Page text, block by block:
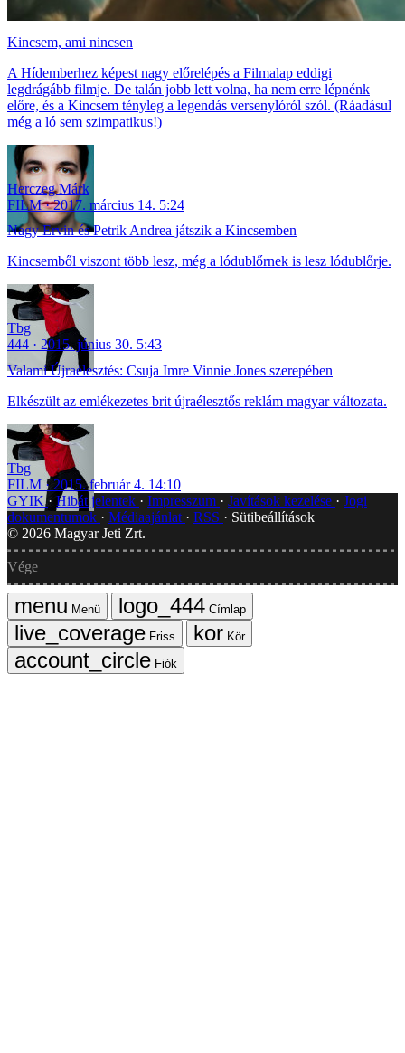
Kincsem, ami nincsen
A Hídemberhez képest nagy előrelépés a Filmalap eddigi
legdrágább filmje. De talán jobb lett volna, ha nem erre lépnénk
előre, és a Kincsem tényleg a legendás versenylóról szól. (Ráadásul
még a ló sem szimpatikus!)
Herczeg Márk
FILM
2017. március 14. 5:24
Nagy Ervin és Petrik Andrea játszik a Kincsemben
Kincsemből viszont több lesz, még a lódublőrnek is lesz lódublőrje.
Tbg
444
2015. június 30. 5:43
Valami Újraélesztés: Csuja Imre Vinnie Jones szerepében
Elkészült az emlékezetes brit újraélesztős reklám magyar változata.
Tbg
FILM
2015. február 4. 14:10
GYIK Hibát jelentek Impresszum Javítások kezelése
Jogi
dokumentumok
Médiaajánlat RSS
Sütibeállítások
© 2026 Magyar Jeti Zrt.
Vége
Menü
Címlap
Friss
Kör
Fiók